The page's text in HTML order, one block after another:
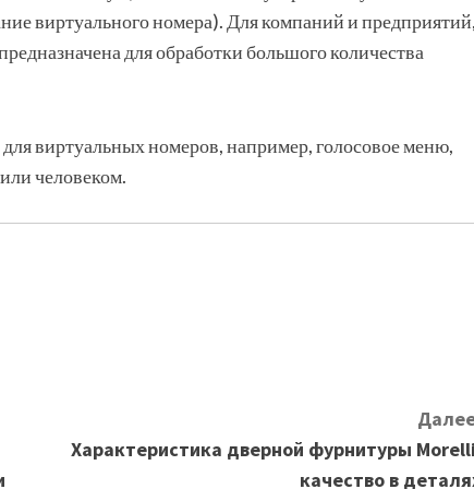
виртуального номера). Для компаний и предприятий,
для обработки большого количества
виртуальных номеров, например, голосовое меню,
человеком.
Характеристика дверной фурнитуры
качество в